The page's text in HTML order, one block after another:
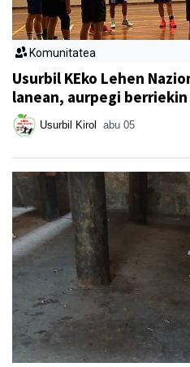
Komunitatea
Usurbil KEko Lehen
lanean, aurpegi
Usurbil Kirol abu 05